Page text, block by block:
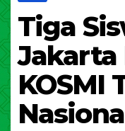
Tiga
Jakarta
KOSMI